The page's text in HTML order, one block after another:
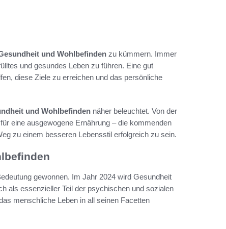
und Wohlbefinden zu kümmern. Immer
und gesundes Leben zu führen. Eine gut
diese Ziele zu erreichen und das persönliche
und Wohlbefinden näher beleuchtet. Von der
eine ausgewogene Ernährung – die kommenden
zu einem besseren Lebensstil erfolgreich zu sein.
gewonnen. Im Jahr 2024 wird Gesundheit
als essenzieller Teil der psychischen und sozialen
menschliche Leben in all seinen Facetten